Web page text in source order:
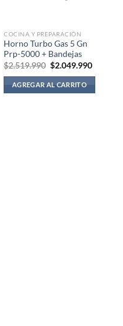
COCINA Y PREPARACIÓN
Horno Turbo Gas 5 Gn
Prp-5000 + Bandejas
$2.519.990 El
original
era:
$2.519.990.
$2.049.990El
AGREGAR AL CARRITO